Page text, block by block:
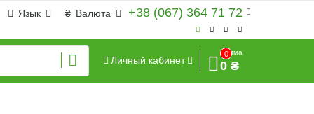
+38 (067) 364 71 72
₴ Валюта
Язык
Личный кабинет
0
Сумма
0 ₴